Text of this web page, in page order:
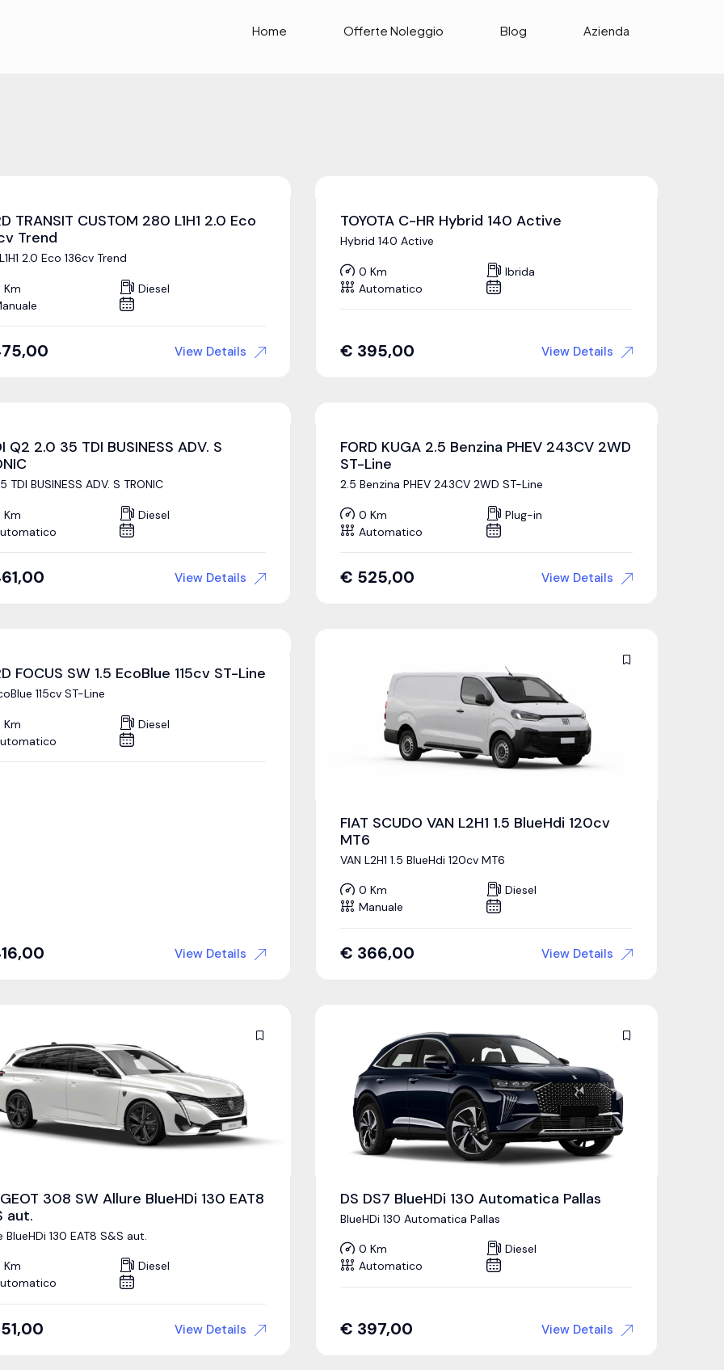
Home Offerte Noleggio Blog Azienda
TRANSIT CUSTOM 280 L1H1 2.0 Eco
Trend
2.0 Eco 136cv Trend
Km
Diesel
View Details
TOYOTA C-HR Hybrid 140 Active
Hybrid 140 Active
0 Km
Ibrida
Automatico
€ 395,00 View Details
Q2 2.0 35 TDI BUSINESS ADV. S
TDI BUSINESS ADV. S TRONIC
Km
Diesel
View Details
FORD KUGA 2.5 Benzina PHEV 243CV 2WD
ST-Line
2.5 Benzina PHEV 243CV 2WD ST-Line
0 Km
Plug-in
Automatico
€ 525,00 View Details
FOCUS SW 1.5 EcoBlue 115cv ST-Line
115cv ST-Line
Km
Diesel
View Details
FIAT SCUDO VAN L2H1 1.5 BlueHdi 120cv
MT6
VAN L2H1 1.5 BlueHdi 120cv MT6
0 Km
Diesel
Manuale
€ 366,00 View Details
308 SW Allure BlueHDi 130 EAT8
aut.
BlueHDi 130 EAT8 S&S aut.
Km
Diesel
View Details
DS DS7 BlueHDi 130 Automatica Pallas
BlueHDi 130 Automatica Pallas
0 Km
Diesel
Automatico
€ 397,00 View Details